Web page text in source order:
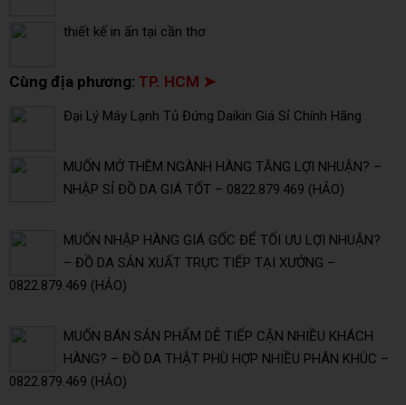
thiết kế in ấn tại cần thơ
Cùng địa phương: TP. HCM ➤
Đại Lý Máy Lạnh Tủ Đứng Daikin Giá Sỉ Chính Hãng
MUỐN MỞ THÊM NGÀNH HÀNG TĂNG LỢI NHUẬN? –
NHẬP SỈ ĐỒ DA GIÁ TỐT – 0822.879.469 (HẢO)
MUỐN NHẬP HÀNG GIÁ GỐC ĐỂ TỐI ƯU LỢI NHUẬN?
– ĐỒ DA SẢN XUẤT TRỰC TIẾP TẠI XƯỞNG –
0822.879.469 (HẢO)
MUỐN BÁN SẢN PHẨM DỄ TIẾP CẬN NHIỀU KHÁCH
HÀNG? – ĐỒ DA THẬT PHÙ HỢP NHIỀU PHÂN KHÚC –
0822.879.469 (HẢO)